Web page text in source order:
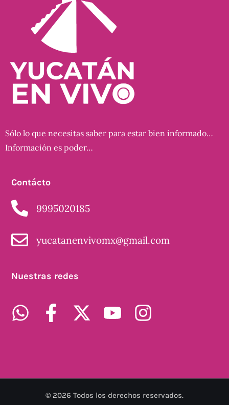
Sólo lo que necesitas saber para estar bien informado…
Información es poder…
Contácto
9995020185
yucatanenvivomx@gmail.com
Nuestras redes
© 2026 Todos los derechos reservados.